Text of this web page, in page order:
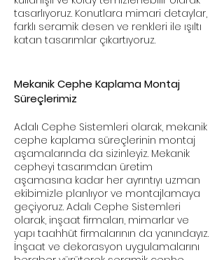
tasarlıyoruz. Konutlara mimari detaylar,
farklı seramik desen ve renkleri ile ışıltı
katan tasarımlar çıkartıyoruz.
Mekanik Cephe Kaplama Montaj
Süreçlerimiz
Adalı Cephe Sistemleri olarak, mekanik
cephe kaplama süreçlerinin montaj
aşamalarında da sizinleyiz. Mekanik
cepheyi tasarımdan üretim
aşamasına kadar her ayrıntıyı uzman
ekibimizle planlıyor ve montajlamaya
geçiyoruz. Adalı Cephe Sistemleri
olarak, inşaat firmaları, mimarlar ve
yapı taahhüt firmalarının da yanındayız.
İnşaat ve dekorasyon uygulamalarını